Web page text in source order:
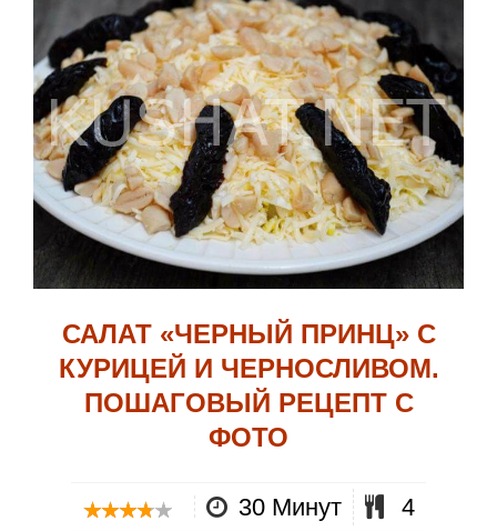
САЛАТ «ЧЕРНЫЙ ПРИНЦ» С
КУРИЦЕЙ И ЧЕРНОСЛИВОМ.
ПОШАГОВЫЙ РЕЦЕПТ С
ФОТО
30 Минут 4